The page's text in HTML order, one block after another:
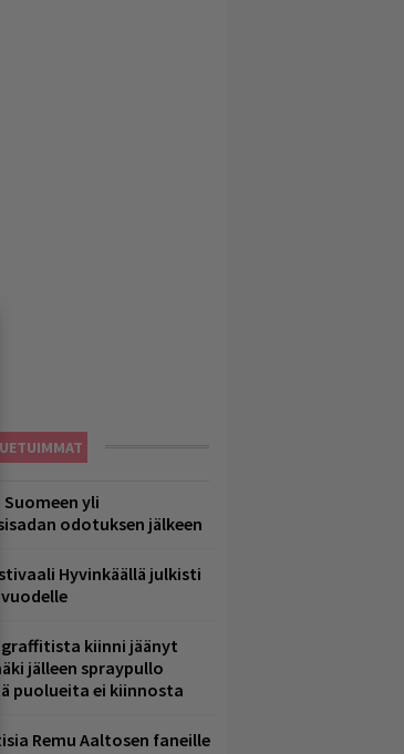
yli
odotuksen jälkeen
Hyvinkäällä julkisti
kiinni jäänyt
jälleen spraypullo
puolueita ei kiinnosta
Remu Aaltosen faneille